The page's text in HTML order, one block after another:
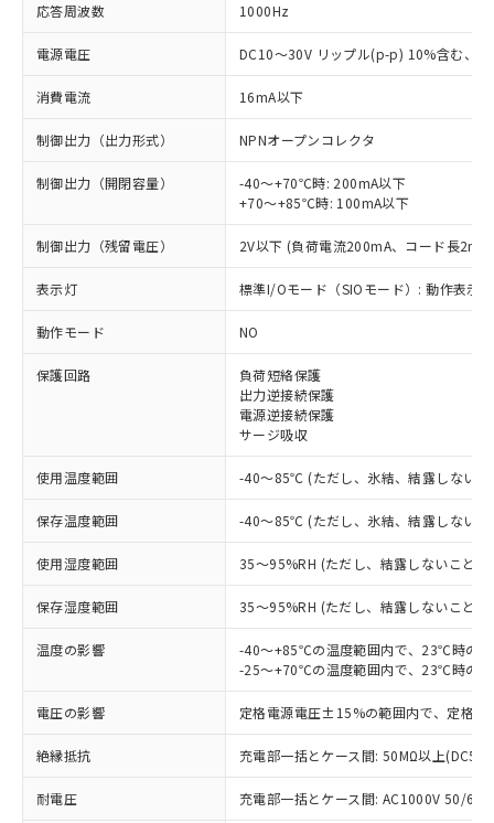
応答周波数 1000Hz
電源電圧 DC10～30V リップル(p-p) 10%含む、
消費電流 16mA以下
制御出力（出力形式） NPNオープンコレクタ
制御出力（開閉容量）
-40～+70℃時: 200mA以下
+70～+85℃時: 100mA以下
制御出力（残留電圧） 2V以下 (負荷電流200mA、コード長2m
表示灯 標準I/Oモード（SIOモード）: 動作表示
動作モード NO
保護回路
負荷短絡保護
出力逆接続保護
電源逆接続保護
サージ吸収
使用温度範囲 -40～85℃ (ただし、氷結、結露しないこ
保存温度範囲 -40～85℃ (ただし、氷結、結露しないこ
使用湿度範囲 35～95%RH (ただし、結露しないこと)
保存湿度範囲 35～95%RH (ただし、結露しないこと)
温度の影響
-40～+85℃の温度範囲内で、23℃時の
-25～+70℃の温度範囲内で、23℃時の
電圧の影響 定格電源電圧±15%の範囲内で、定格
絶縁抵抗 充電部一括とケース間: 50MΩ以上
耐電圧 充電部一括とケース間: AC1000V 50/
ご利用条件
以下の条件をお読みいただき、同意のうえ
本サービスは、当社制御機器事業取扱
商品の当社在庫状況および標準価格
(税抜)を提供させていただくもので
当社制御機器事業取扱商品の中には、
本サービスの対象外となる商品もある
ことをご了承ください。
在庫状況および標準価格照会結果は、
※1 対応状況
対応済み：EU RoHS指令（10物質）の
非含有に対応した製品が提供可能な商品で
対応予定：EU RoHS指令（10物質）の非含
商品です。
対応予定なし：EU RoHS指令（10物質）の
非含有に非対応の商品で、対応品を出す予
定はありません。
調査・確認中：EU RoHS指令（10物質）の
非含有の対応状況を調査中または確認中の
非該当品：ライセンス料など無形物で、有
害物質有無と関係のない商品です。
仕入先様の事情により、非含有部品として
いたものが、含有品と判明した場合などや
むを得ず変更することがあります。
※1 中国RoHS○×表
「○」：最大均質材料含有率が中国RoHSの
基準値以下であることを示します。
「×」：最大均質材料含有率が中国RoHSの
基準値を超えていることを示します。
「－」：未確認です。当社販売部門へお問
当社は、これら貴社製品のうち、外国
為替および外国貿易法に定める商品
（以下｢規制貨物等」という）を輸出